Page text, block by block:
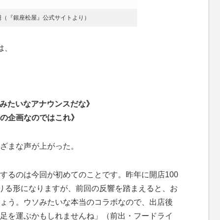
『銀座松屋』公式サイトより）
たいなアナウンスだな》
企画なのではこれ》
な声が上がった。
るのは今回が初めてのことです。昨年に開店100
る形になりますが、前回の反響を踏まえると、お
う。ウソみたいな本当のコラボなので、出店後
を運ぶかもしれませんね」（前出・フードライ